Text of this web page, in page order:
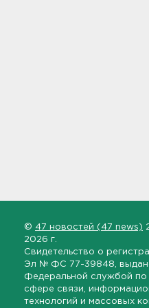
© 47 новостей (47 news)
2026 г.
Свидетельство о
Эл № ФС 77-39848 ,
Федеральной службой по
сфере связи,
технологий и массовых